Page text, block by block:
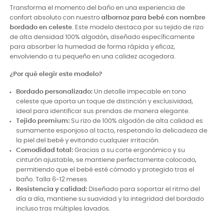
Transforma el momento del baño en una experiencia de
confort absoluto con nuestro albornoz para bebé con nombre
bordado en celeste. Este modelo destaca por su tejido de rizo
de alta densidad 100% algodón, diseñado específicamente
para absorber la humedad de forma rápida y eficaz,
envolviendo a tu pequeño en una calidez acogedora.
¿Por qué elegir este modelo?
Bordado personalizado: Un detalle impecable en tono
celeste que aporta un toque de distinción y exclusividad,
ideal para identificar sus prendas de manera elegante.
Tejido premium: Su rizo de 100% algodón de alta calidad es
sumamente esponjoso al tacto, respetando la delicadeza de
la piel del bebé y evitando cualquier irritación.
Comodidad total: Gracias a su corte ergonómico y su
cinturón ajustable, se mantiene perfectamente colocado,
permitiendo que el bebé esté cómodo y protegido tras el
baño. Talla 6-12 meses.
Resistencia y calidad: Diseñado para soportar el ritmo del
día a día, mantiene su suavidad y la integridad del bordado
incluso tras múltiples lavados.